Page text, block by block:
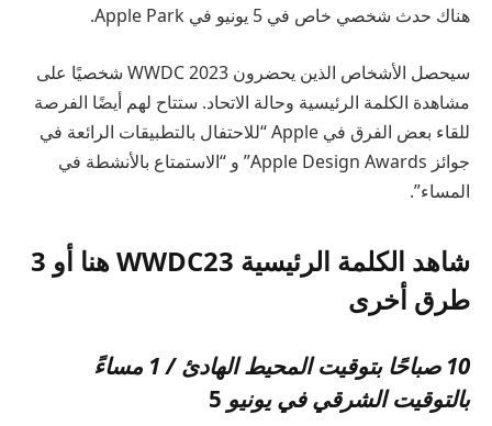
هناك حدث شخصي خاص في 5 يونيو في Apple Park.
سيحصل الأشخاص الذين يحضرون WWDC 2023 شخصيًا على
مشاهدة الكلمة الرئيسية وحالة الاتحاد. ستتاح لهم أيضًا الفرصة
للقاء بعض الفرق في Apple “للاحتفال بالتطبيقات الرائعة في
جوائز Apple Design Awards” و “الاستمتاع بالأنشطة في
المساء”.
شاهد الكلمة الرئيسية WWDC23 هنا أو 3
طرق أخرى
10 صباحًا بتوقيت المحيط الهادئ / 1 مساءً
بالتوقيت الشرقي في يونيو 5